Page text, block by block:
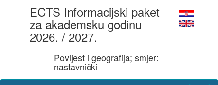
ECTS Informacijski paket
za akademsku godinu
2026. / 2027.
Povijest i geografija; smjer:
nastavnički